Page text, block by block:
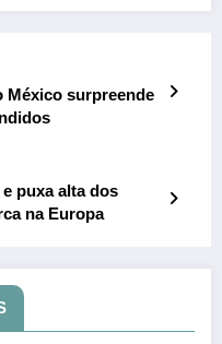
México surpreende
puxa alta dos
na Europa